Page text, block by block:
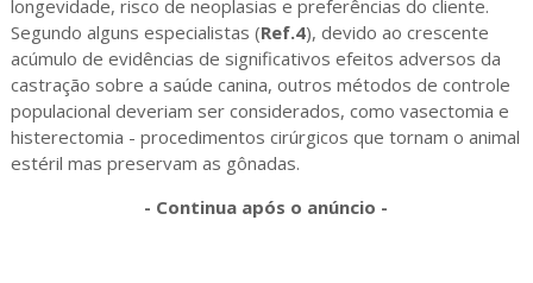
longevidade, risco de neoplasias e preferências do cliente.
Segundo alguns especialistas (Ref.4), devido ao crescente
acúmulo de evidências de significativos efeitos adversos da
castração sobre a saúde canina, outros métodos de controle
populacional deveriam ser considerados, como vasectomia e
histerectomia - procedimentos cirúrgicos que tornam o animal
estéril mas preservam as gônadas.
- Continua após o anúncio -